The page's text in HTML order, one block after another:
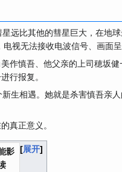
远比其他的彗星巨大，在地
视无法接收电波信号、画面呈
作慎吾、他父亲的上司穂坂
行报复。
生相遇。她就是杀害慎吾
真正意义。
展开
影